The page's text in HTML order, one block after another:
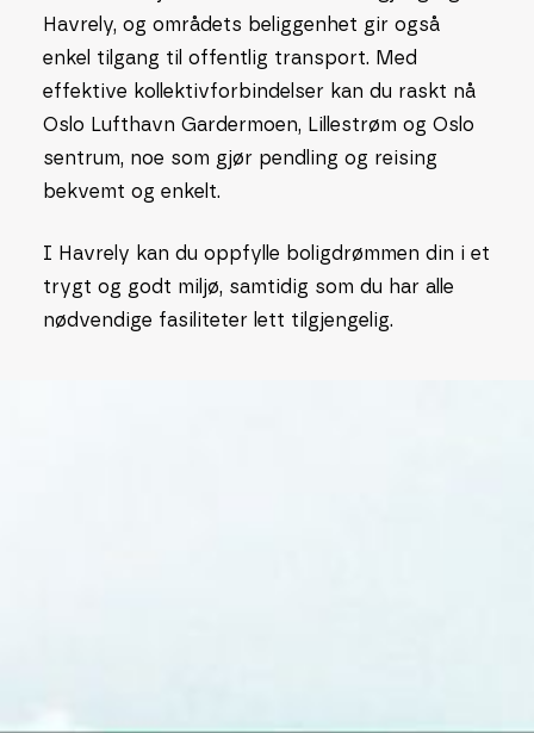
Havrely, og områdets beliggenhet gir også
enkel tilgang til offentlig transport. Med
effektive kollektivforbindelser kan du raskt nå
Oslo Lufthavn Gardermoen, Lillestrøm og Oslo
sentrum, noe som gjør pendling og reising
bekvemt og enkelt.
I Havrely kan du oppfylle boligdrømmen din i et
trygt og godt miljø, samtidig som du har alle
nødvendige fasiliteter lett tilgjengelig.